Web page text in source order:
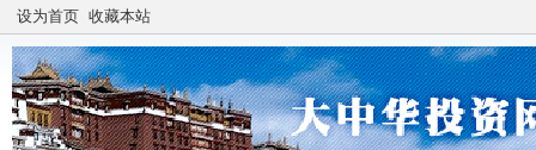
设为首页 收藏本站